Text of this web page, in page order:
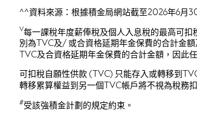
^^資料來源：根據積金局網站截至2026年6月
V每一課稅年度薪俸稅及個人入息稅的最高可
別為TVC及/ 或合資格延期年金保費的合計金
TVC及合資格延期年金保費的合計金額，因此
可扣稅自願性供款 (TVC) 只能存入或轉移到
轉移累算權益到另一個TVC帳戶將不視為稅務
#受該強積金計劃的規定約束。